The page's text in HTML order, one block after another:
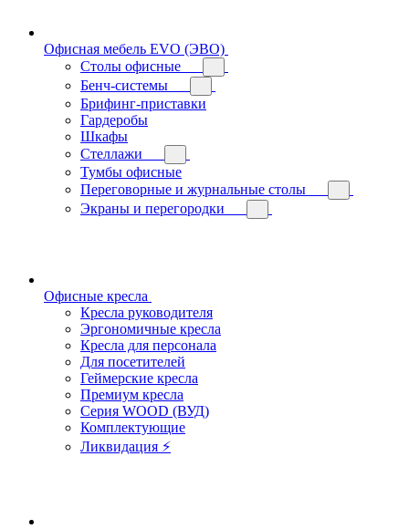
Офисная мебель EVO (ЭВО)
Cтолы офисные
Бенч-системы
Брифинг-приставки
Гардеробы
Шкафы
Стеллажи
Тумбы офисные
Переговорные и журнальные столы
Экраны и перегородки
Офисные кресла
Кресла руководителя
Эргономичные кресла
Кресла для персонала
Для посетителей
Геймерские кресла
Премиум кресла
Серия WOOD (ВУД)
Комплектующие
Ликвидация ⚡